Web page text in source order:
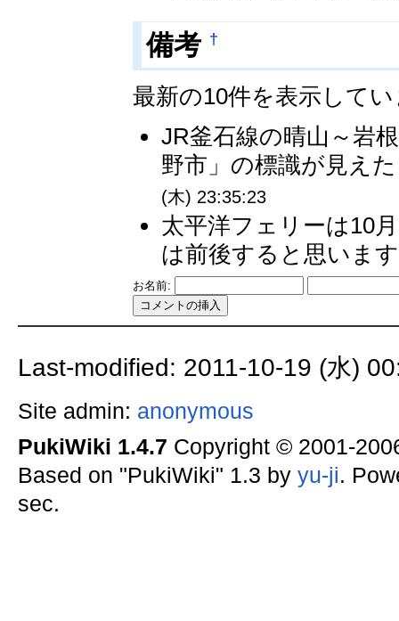
備考 †
最新の10件を表示して
JR釜石線の晴山～岩
野市」の標識が見え
(木) 23:35:23
太平洋フェリーは10
は前後すると思いま
お名前:
Last-modified: 2011-10-19 (水)
Site admin: anonymous
PukiWiki 1.4.7 Copyright © 2001-
Based on "PukiWiki" 1.3 by yu-ji.
sec.